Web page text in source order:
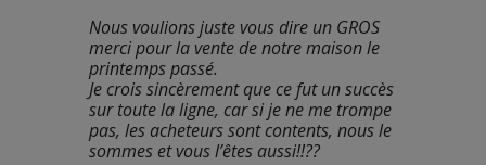
Nous voulions juste vous dire un GROS
merci pour la vente de notre maison le
printemps passé.
Je crois sincèrement que ce fut un succès
sur toute la ligne, car si je ne me trompe
pas, les acheteurs sont contents, nous le
sommes et vous l’êtes aussi!!??